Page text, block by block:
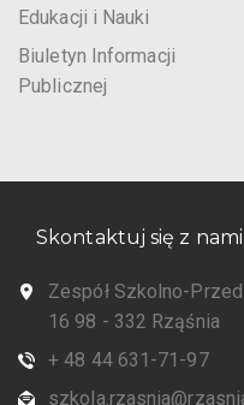
Edukacji i Nauki
Biuletyn Informacji
Publicznej
Skontaktuj się z nami
Zespół Szkolno-
16 98 - 332 Rząśnia
+ 48 44 631-71-97